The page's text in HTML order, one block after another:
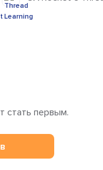
первым.